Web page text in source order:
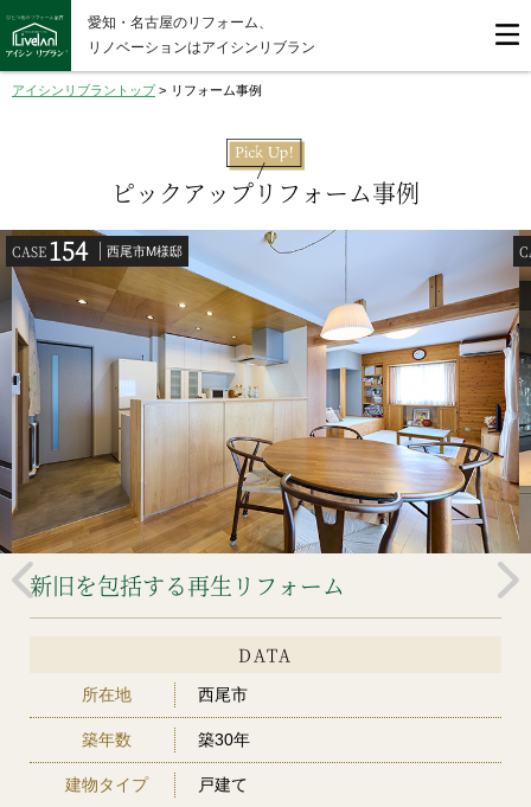
愛知・名古屋のリフォーム、
リノベーションはアイシンリブラン
アイシンリブラントップ> リフォーム事例
ピックアップリフォーム事例
CASE154 西尾市M様邸
新旧を包括する再生リフォーム
DATA
所在地 西尾市
築年数 築30年
建物タイプ 戸建て